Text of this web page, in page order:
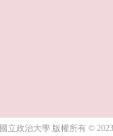
國立政治大學 版權所有 © 2023